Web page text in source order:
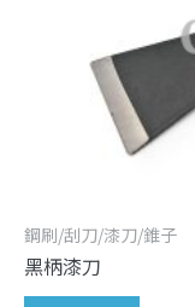
鋼刷/刮刀/漆刀/錐子
黑柄漆刀